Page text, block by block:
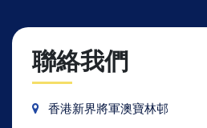
聯絡我們
香港新界將軍澳寶林邨